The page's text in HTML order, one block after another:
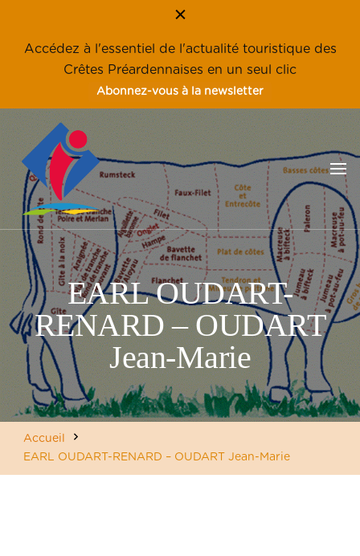
Accédez à l'essentiel de l'actualité touristique des
Crêtes Préardennaises en un seul clic
Abonnez-vous à la newsletter
Tourisme en Crêtes
Préardennaises – Ardennes
Les Crêtes Préardennaises, une destination familiale, nature et
éco-tourisme
EARL OUDART-
RENARD – OUDART
Jean-Marie
Accueil
EARL OUDART-RENARD – OUDART Jean-Marie